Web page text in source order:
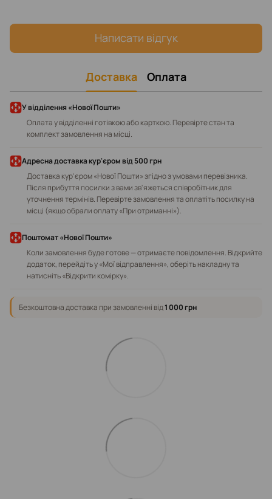
Написати відгук
Доставка Оплата
У відділення «Нової Пошти»
Оплата у відділенні готівкою або карткою. Перевірте стан та
комплект замовлення на місці.
Адресна доставка кур'єром від 500 грн
Доставка кур'єром «Нової Пошти» згідно з умовами перевізника.
Після прибуття посилки з вами зв'яжеться співробітник для
уточнення термінів. Перевірте замовлення та оплатіть посилку на
місці (якщо обрали оплату «При отриманні»).
Поштомат «Нової Пошти»
Коли замовлення буде готове — отримаєте повідомлення. Відкрийте
додаток, перейдіть у «Мої відправлення», оберіть накладну та
натисніть «Відкрити комірку».
Безкоштовна доставка при замовленні від1 000 грн